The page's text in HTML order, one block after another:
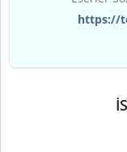
https://